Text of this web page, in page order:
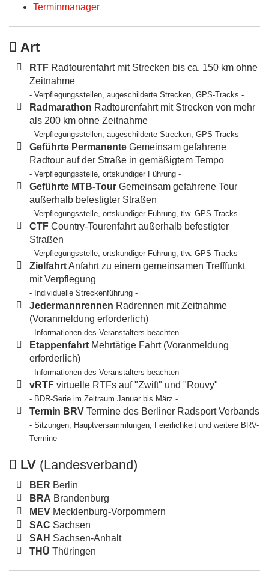
Terminmanager
Art
RTF Radtourenfahrt mit Strecken bis ca. 150 km ohne
Zeitnahme
- Verpflegungsstellen, augeschilderte Strecken, GPS-Tracks -
Radmarathon Radtourenfahrt mit Strecken von mehr
als 200 km ohne Zeitnahme
- Verpflegungsstellen, augeschilderte Strecken, GPS-Tracks -
Geführte Permanente Gemeinsam gefahrene
Radtour auf der Straße in gemäßigtem Tempo
- Verpflegungsstelle, ortskundiger Führung -
Geführte MTB-Tour Gemeinsam gefahrene Tour
außerhalb befestigter Straßen
- Verpflegungsstelle, ortskundiger Führung, tlw. GPS-Tracks -
CTF Country-Tourenfahrt außerhalb befestigter
Straßen
- Verpflegungsstelle, ortskundiger Führung, tlw. GPS-Tracks -
ZielfahrtAnfahrt zu einem gemeinsamen Trefffunkt
mit Verpflegung
- Individuelle Streckenführung -
Jedermannrennen Radrennen mit Zeitnahme
(Voranmeldung erforderlich)
- Informationen des Veranstalters beachten -
Etappenfahrt Mehrtätige Fahrt (Voranmeldung
erforderlich)
- Informationen des Veranstalters beachten -
vRTF virtuelle RTFs auf "Zwift" und "Rouvy"
- BDR-Serie im Zeitraum Januar bis März -
Termin BRV Termine des Berliner Radsport Verbands
- Sitzungen, Hauptversammlungen, Feierlichkeit und weitere BRV-
Termine -
LV (Landesverband)
BER Berlin
BRA Brandenburg
MEV Mecklenburg-Vorpommern
SAC Sachsen
SAH Sachsen-Anhalt
THÜ Thüringen